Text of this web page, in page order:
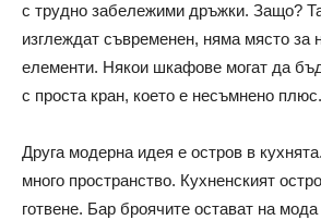
с трудно забележими дръжки. Защо?
изглеждат съвременен, няма място за
елементи. Някои шкафове могат да
с проста кран, което е несъмнено плюс.
Друга модерна идея е остров в
много пространство. Кухненският
готвене. Бар броячите остават на